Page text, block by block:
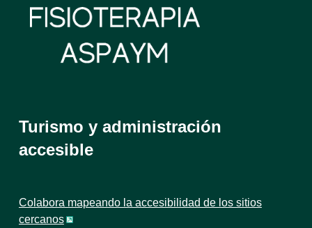
Turismo y administración
accesible
Colabora mapeando la accesibilidad de los sitios
cercanos